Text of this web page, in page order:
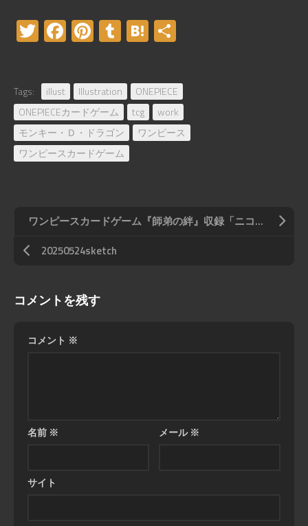
Twitter
Facebook
Pinterest
TumblrHatena
Tags: illust Illustration
ONEPIECE
ONEPIECEカードゲーム
tcg
work
モンキー・Ｄ・ドラゴン
ワンピース
ワンピースカードゲーム
ワンピースカードゲーム『師弟の絆』収録「ニコ・ロビン」
20250524sketch
コメントを残す
コメント ※
名前 ※ メール※
サイト